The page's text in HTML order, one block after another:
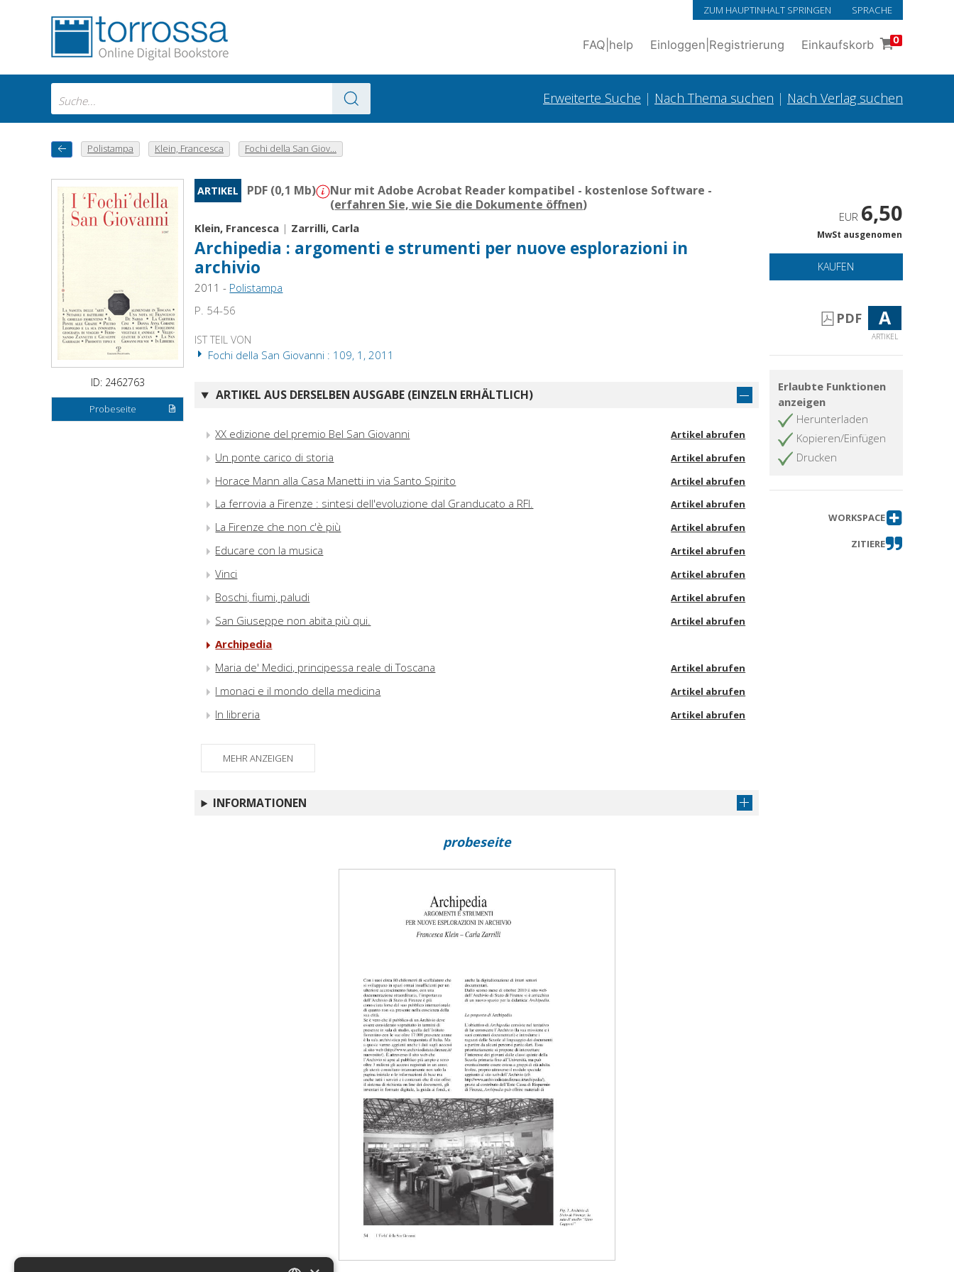
ZUM HAUPTINHALT SPRINGEN SPRACHE
FAQ help Einloggen Registrierung Einkaufskorb 0
Erweiterte Suche | Nach Thema suchen | Nach Verlag suchen
Polistampa Klein, Francesca Fochi della San Giov...
ID: 2462763
Probeseite
ARTIKEL PDF (0,1 Mb)
Nur mit Adobe Acrobat Reader kompatibel - kostenlose Software -
(erfahren Sie, wie Sie die Dokumente öffnen)
Klein, Francesca | Zarrilli, Carla
Archipedia : argomenti e strumenti per nuove esplorazioni in
archivio
2011 - Polistampa
P. 54-56
IST TEIL VON
Fochi della San Giovanni : 109, 1, 2011
ARTIKEL AUS DERSELBEN AUSGABE (EINZELN ERHÄLTLICH)
XX edizione del premio Bel San Giovanni Artikel abrufen
Un ponte carico di storia Artikel abrufen
Horace Mann alla Casa Manetti in via Santo Spirito Artikel abrufen
La ferrovia a Firenze : sintesi dell'evoluzione dal Granducato a RFI. Artikel abrufen
La Firenze che non c'è più Artikel abrufen
Educare con la musica Artikel abrufen
Vinci Artikel abrufen
Boschi, fiumi, paludi Artikel abrufen
San Giuseppe non abita più qui. Artikel abrufen
Archipedia
Maria de' Medici, principessa reale di Toscana
Artikel abrufen
I monaci e il mondo della medicina Artikel abrufen
In libreria Artikel abrufen
MEHR ANZEIGEN
INFORMATIONEN
EUR 6,50
MwSt ausgenomen
KAUFEN
PDF A
ARTIKEL
Erlaubte Funktionen
anzeigen
Herunterladen
Kopieren/Einfügen
Drucken
WORKSPACE
ZITIERE
probeseite